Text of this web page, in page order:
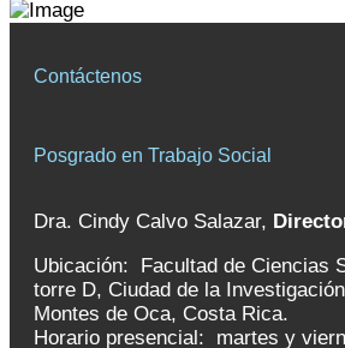
Contáctenos
Posgrado en Trabajo Social
Dra. Cindy Calvo Salazar,
Ubicación: Facultad de Ciencias
torre D, Ciudad de la
Montes de Oca, Costa Rica.
Horario presencial: martes y